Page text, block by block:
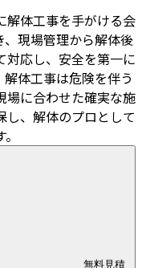
解体工事を手がける会
現場管理から解体後
対応し、安全を第一に
体工事は危険を伴う
場に合わせた確実な施
、解体のプロとして